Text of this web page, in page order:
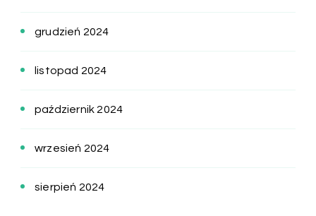
grudzień 2024
listopad 2024
październik 2024
wrzesień 2024
sierpień 2024